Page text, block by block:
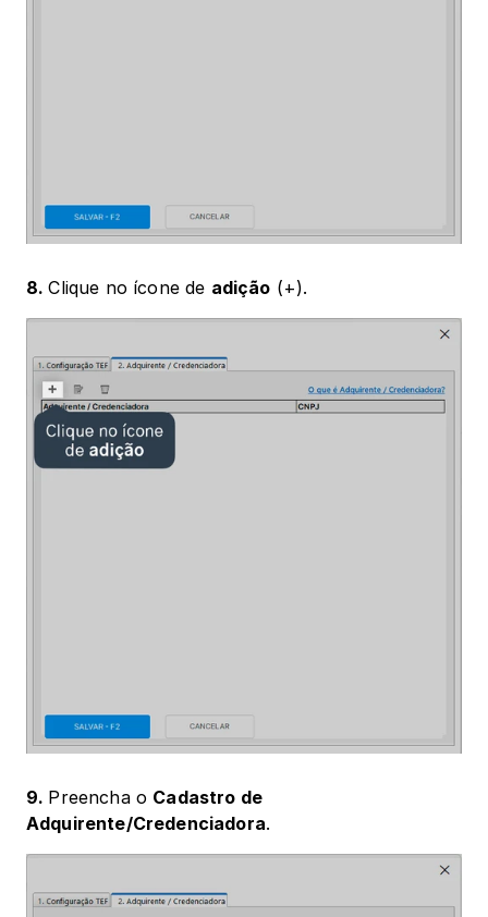
8. Clique no ícone de adição (+).
9. Preencha o Cadastro de
Adquirente/Credenciadora.